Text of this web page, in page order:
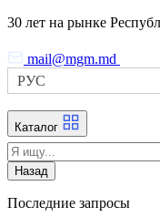
Skip
the
content
30 лет на рынке
mail@mgm.md
РУС
Каталог
Назад
Последние запросы